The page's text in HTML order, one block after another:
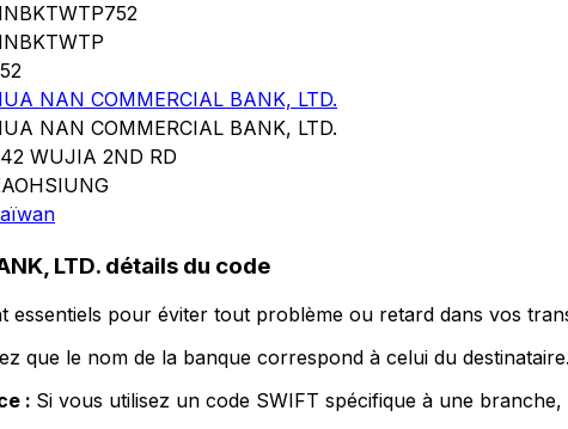
NAN COMMERCIAL BANK, LTD.
NAN COMMERCIAL BANK, LTD.
WUJIA 2ND RD
LTD. détails du code
essentiels pour éviter tout problème ou retard dans vos
que le nom de la banque correspond à celui du destinataire.
: Si vous utilisez un code SWIFT spécifique à une